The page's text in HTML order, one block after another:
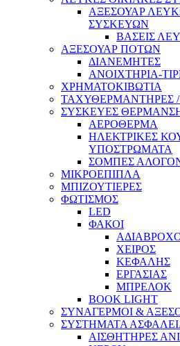
ΑΞΕΣΟΥΑΡ
ΣΥΣΚΕΥΩΝ
ΒΑΣΕΙΣ
ΑΞΕΣΟΥΑΡ ΠΟΤΩΝ
ΔΙΑΝΕΜΗΤΕΣ
ΑΝΟΙΧΤΗΡΙΑ-
ΧΡΗΜΑΤΟΚΙΒΩΤΙΑ
ΤΑΧΥΘΕΡΜΑΝΤΗΡΕΣ
ΣΥΣΚΕΥΕΣ
ΑΕΡΟΘΕΡΜΑ
ΗΛΕΚΤΡΙΚΕΣ
ΥΠΟΣΤΡΩΜΑΤΑ
ΣΟΜΠΕΣ
ΜΙΚΡΟΕΠΙΠΛΑ
ΜΠΙΖΟΥΤΙΕΡΕΣ
ΦΩΤΙΣΜΟΣ
LED
ΦΑΚΟΙ
ΧΕΙΡΟΣ
ΚΕΦΑΛΗΣ
ΕΡΓΑΣΙΑΣ
ΜΠΡΕΛΟΚ
BOOK LIGHT
ΣΥΝΑΓΕΡΜΟΙ &
ΣΥΣΤΗΜΑΤΑ
ΑΙΣΘΗΤΗΡΕΣ